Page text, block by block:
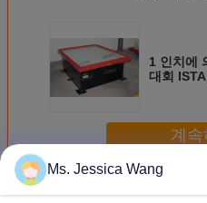
1 인치에
대회
계속
더 많은 것
Ms. Jessica Wang